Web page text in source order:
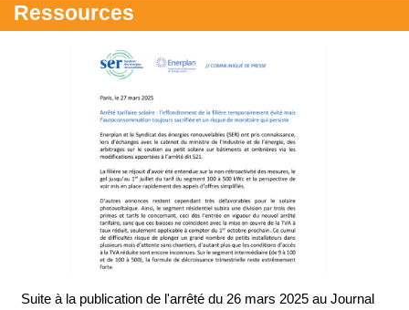
Ressources
Suite à la publication de l'arrêté du 26 mars 2025 au Journal